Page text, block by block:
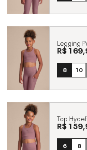
Legging
R$
8 10
Top
R$
6 8